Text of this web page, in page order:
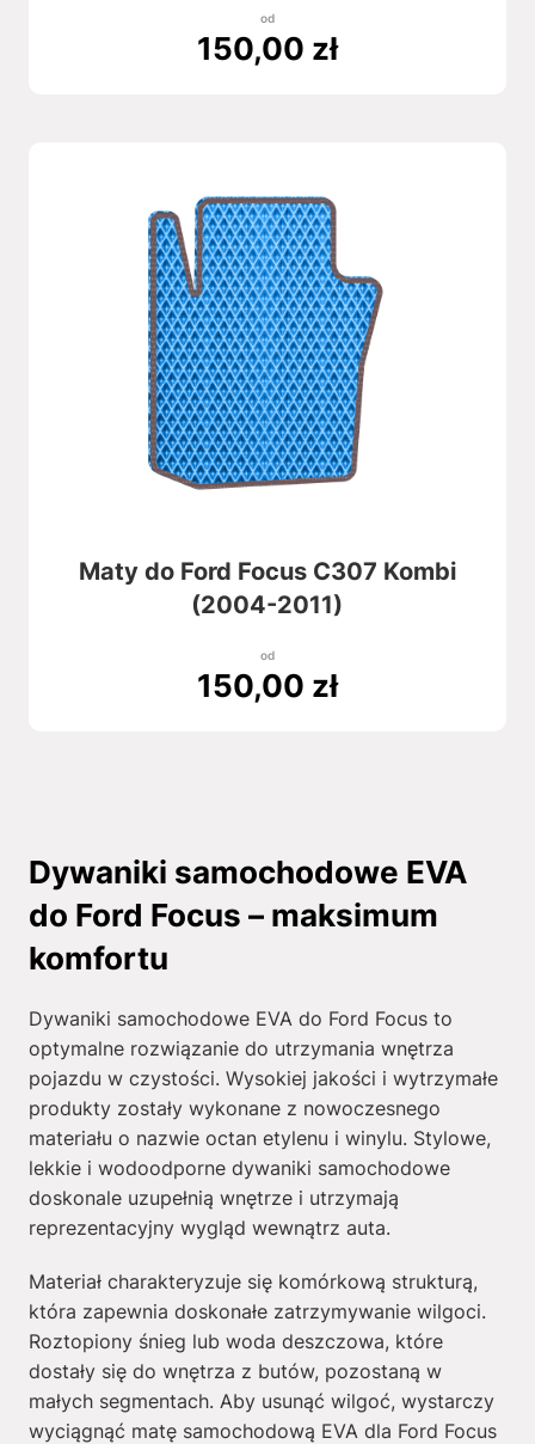
od
150,00 zł
Maty do Ford Focus C307 Kombi
(2004-2011)
od
150,00 zł
Dywaniki samochodowe EVA
do Ford Focus – maksimum
komfortu
Dywaniki samochodowe EVA do Ford Focus to
optymalne rozwiązanie do utrzymania wnętrza
pojazdu w czystości. Wysokiej jakości i wytrzymałe
produkty zostały wykonane z nowoczesnego
materiału o nazwie octan etylenu i winylu. Stylowe,
lekkie i wodoodporne dywaniki samochodowe
doskonale uzupełnią wnętrze i utrzymają
reprezentacyjny wygląd wewnątrz auta.
Materiał charakteryzuje się komórkową strukturą,
która zapewnia doskonałe zatrzymywanie wilgoci.
Roztopiony śnieg lub woda deszczowa, które
dostały się do wnętrza z butów, pozostaną w
małych segmentach. Aby usunąć wilgoć, wystarczy
wyciągnąć matę samochodową EVA dla Ford Focus